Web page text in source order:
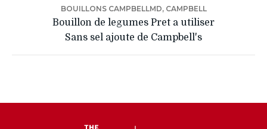
BOUILLONS CAMPBELLMD, CAMPBELL
Bouillon de legumes Pret a utiliser
Sans sel ajoute de Campbell's